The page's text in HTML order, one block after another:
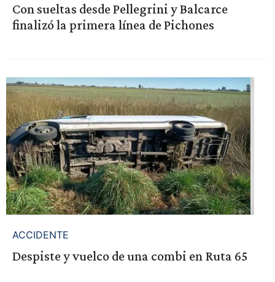
Con sueltas desde Pellegrini y Balcarce
finalizó la primera línea de Pichones
ACCIDENTE
Despiste y vuelco de una combi en Ruta 65